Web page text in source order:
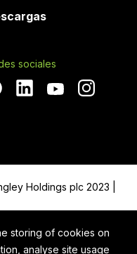
storing of cookies on
analyse site usage
sociales
Holdings plc 2023 |